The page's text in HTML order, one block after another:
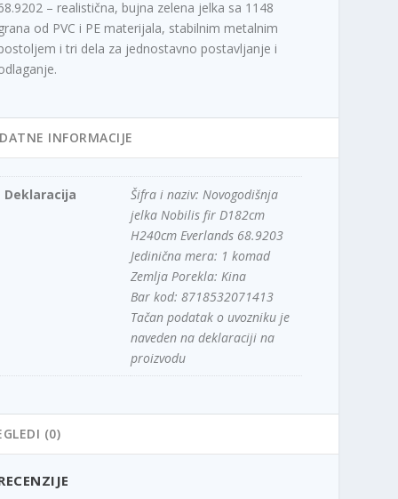
– realistična, bujna zelena jelka sa 1148
od PVC i PE materijala, stabilnim metalnim
i tri dela za jednostavno postavljanje i
INFORMACIJE
Deklaracija
Šifra i naziv: Novogodišnja
jelka Nobilis fir D182cm
H240cm Everlands 68.9203
Jedinična mera: 1 komad
Zemlja Porekla: Kina
Bar kod: 8718532071413
Tačan podatak o uvozniku je
naveden na deklaraciji na
proizvodu
(0)